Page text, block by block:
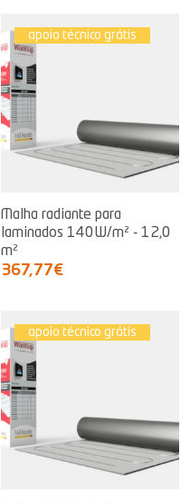
apoio técnico grátis
Malha radiante para
laminados 140W/m² - 12,0
m²
367,77€
apoio técnico grátis